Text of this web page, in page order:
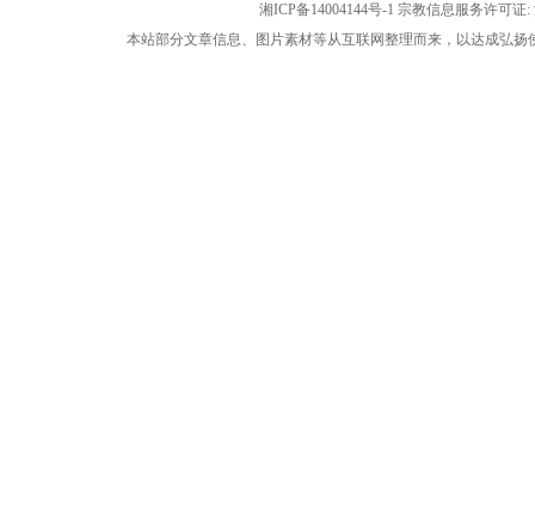
湘ICP备14004144号-1 宗教信息服务许可证:
本站部分文章信息、图片素材等从互联网整理而来，以达成弘